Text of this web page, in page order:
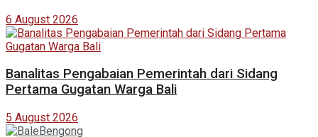
6 August 2026
Banalitas Pengabaian Pemerintah dari Sidang
Pertama Gugatan Warga Bali
5 August 2026